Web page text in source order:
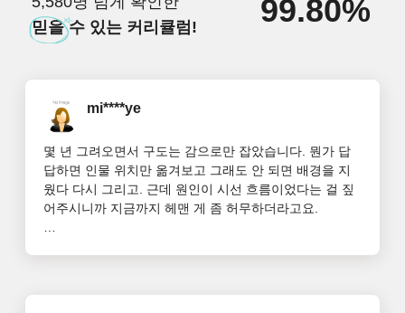
믿을수 있는 커리큘럼! 99.80%
mi****ye
몇 년 그려오면서 구도는 감으로만 잡았습니다. 뭔가 답
답하면 인물 위치만 옮겨보고 그래도 안 되면 배경을 지
웠다 다시 그리고. 근데 원인이 시선 흐름이었다는 걸 짚
어주시니까 지금까지 헤맨 게 좀 허무하더라고요.